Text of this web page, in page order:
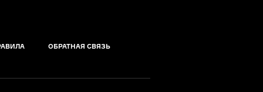
ОБРАТНАЯ СВЯЗЬ